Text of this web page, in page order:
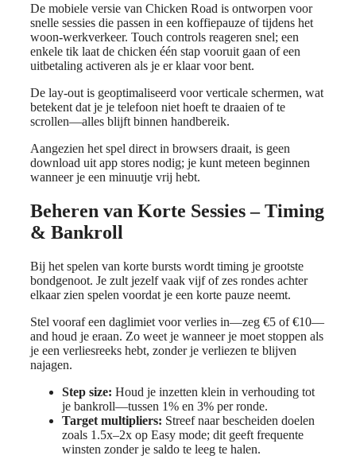
De mobiele versie van Chicken Road is ontworpen voor
snelle sessies die passen in een koffiepauze of tijdens het
woon-werkverkeer. Touch controls reageren snel; een
enkele tik laat de chicken één stap vooruit gaan of een
uitbetaling activeren als je er klaar voor bent.
De lay-out is geoptimaliseerd voor verticale schermen, wat
betekent dat je je telefoon niet hoeft te draaien of te
scrollen—alles blijft binnen handbereik.
Aangezien het spel direct in browsers draait, is geen
download uit app stores nodig; je kunt meteen beginnen
wanneer je een minuutje vrij hebt.
Beheren van Korte Sessies – Timing
& Bankroll
Bij het spelen van korte bursts wordt timing je grootste
bondgenoot. Je zult jezelf vaak vijf of zes rondes achter
elkaar zien spelen voordat je een korte pauze neemt.
Stel vooraf een daglimiet voor verlies in—zeg €5 of €10—
and houd je eraan. Zo weet je wanneer je moet stoppen als
je een verliesreeks hebt, zonder je verliezen te blijven
najagen.
Step size: Houd je inzetten klein in verhouding tot
je bankroll—tussen 1% en 3% per ronde.
Target multipliers: Streef naar bescheiden doelen
zoals 1.5x–2x op Easy mode; dit geeft frequente
winsten zonder je saldo te leeg te halen.